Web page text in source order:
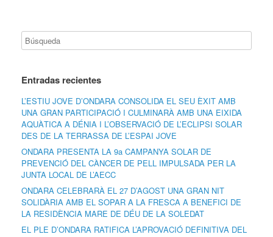
Entradas recientes
L’ESTIU JOVE D’ONDARA CONSOLIDA EL SEU ÈXIT AMB
UNA GRAN PARTICIPACIÓ I CULMINARÀ AMB UNA EIXIDA
AQUÀTICA A DÉNIA I L’OBSERVACIÓ DE L’ECLIPSI SOLAR
DES DE LA TERRASSA DE L’ESPAI JOVE
ONDARA PRESENTA LA 9a CAMPANYA SOLAR DE
PREVENCIÓ DEL CÀNCER DE PELL IMPULSADA PER LA
JUNTA LOCAL DE L’AECC
ONDARA CELEBRARÀ EL 27 D’AGOST UNA GRAN NIT
SOLIDÀRIA AMB EL SOPAR A LA FRESCA A BENEFICI DE
LA RESIDÈNCIA MARE DE DÉU DE LA SOLEDAT
EL PLE D’ONDARA RATIFICA L’APROVACIÓ DEFINITIVA DEL